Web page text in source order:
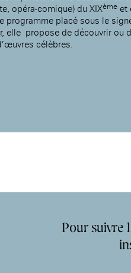
opéra-comique) du XIXèmeet
programme placé sous le
elle propose de découvrir ou
célèbres.
Pour suivre
Infos